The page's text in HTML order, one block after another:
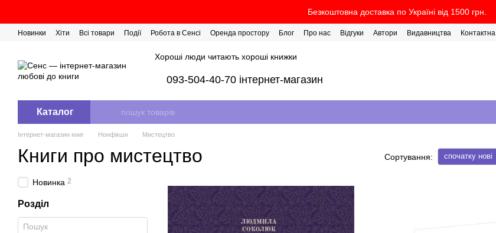
Безкоштовна доставка по Україні від 1500 грн.
Новинки Хіти Всі товари Події Робота в Сенсі Оренда простору Блог Про нас Відгуки Автори Видавництва
Хороші люди читають хороші книжки
093-504-40-70 інтернет-магазин
Каталог
Інтернет-магазин книг Нонфікшн Мистецтво
Книги про мистецтво Сортування: спочатку нові
Новинка 2
Розділ